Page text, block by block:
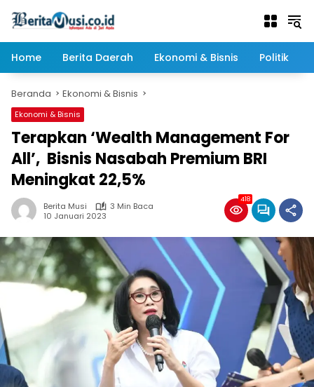
Home
Berita Daerah Ekonomi & Bisnis Politik
Beranda Ekonomi & Bisnis
Ekonomi & Bisnis
Terapkan ‘Wealth Management For
All’, Bisnis Nasabah Premium BRI
Meningkat 22,5%
Berita Musi
3 Min Baca
10 Januari 2023
418